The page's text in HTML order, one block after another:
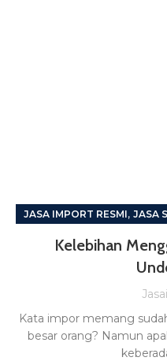
JASA IMPORT RESMI, JASA
Kelebihan
Kata impor memang
besar orang? Namun